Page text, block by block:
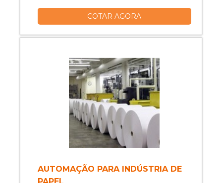
segmentos comerciais, como por
gráfica, revistas, jornais, agendas,
carnes, vegetais, etc);Indústria ou
Comércio de Auto Peças;Indústria ou
Comércio de Cosméticos;Indústria ou
Comércio de Produtos
Farmacêuticos;Indústria
Metalúrgica;Indústria ou Comércio de
Brinquedos;Utilidades Domésticas em
Têxtil;Produtos Gráficos (impressão
gráfica, revistas, jornais, agendas,
COTAR AGORA
AUTOMAÇÃO PARA INDÚSTRIA DE